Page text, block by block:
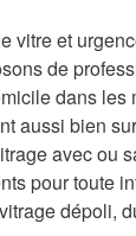
vitre et
de
dans
aussi bien
avec ou
pour toute
dépoli,